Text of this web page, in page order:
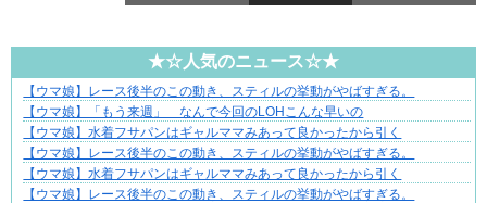
★☆人気のニュース☆★
平穏が少しずつ壊れていく家族の物語。
【ウマ娘】レース後半のこの動き、スティルの挙動がやばすぎる。
【ウマ娘】「もう来週」 なんで今回のLOHこんな早いの
【ウマ娘】水着フサパンはギャルママみあって良かったから引く
【ウマ娘】レース後半のこの動き、スティルの挙動がやばすぎる。
【ウマ娘】水着フサパンはギャルママみあって良かったから引く
【ウマ娘】レース後半のこの動き、スティルの挙動がやばすぎる。